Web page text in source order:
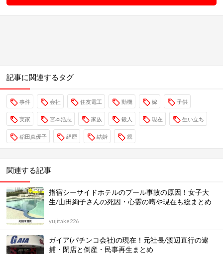
記事に関連するタグ
事件 会社 住友電工 動機 嫁 子供
実家 宮本浩志 家族 殺人 現在 生い立ち
稲田真優子 経歴 結婚 親
関連する記事
指宿シーサイドホテルのプール事故の原因！女子大
生/山田絢子さんの死因・心霊の噂や現在も総まとめ
yujitake226
ガイア(パチンコ会社)の現在！元社長/渡辺直行の逮
捕・閉店と倒産・民事再生まとめ